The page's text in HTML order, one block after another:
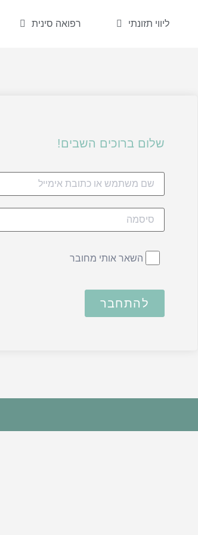
ליווי תזונתי רפואה סינית
שלום ברוכים השבים!
השאר אותי מחובר
להתחבר